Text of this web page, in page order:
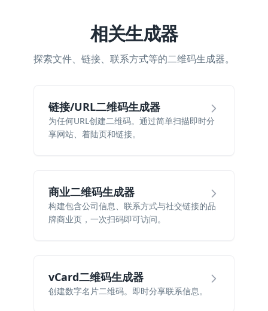
相关生成器
探索文件、链接、联系方式等的二维码生成器。
链接/URL二维码生成器
为任何URL创建二维码。通过简单扫描即时分
享网站、着陆页和链接。
商业二维码生成器
构建包含公司信息、联系方式与社交链接的品
牌商业页，一次扫码即可访问。
vCard二维码生成器
创建数字名片二维码。即时分享联系信息。